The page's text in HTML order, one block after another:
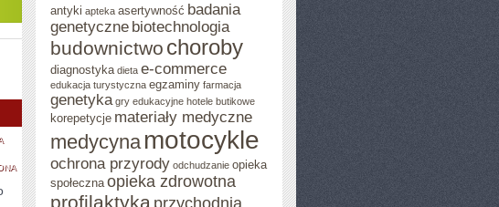
PORADNIK
DLA
POCZĄTKUJĄCYCH
antyki apteka asertywność badania
genetyczne biotechnologia
budownictwo choroby
diagnostyka dieta e-commerce
edukacja turystyczna egzaminy farmacja
genetyka gry edukacyjne hotele butikowe
korepetycje materiały medyczne
medycyna motocykle
ochrona przyrody odchudzanie opieka
społeczna opieka zdrowotna
profilaktyka przychodnia